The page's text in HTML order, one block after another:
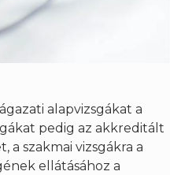
alapvizsgákat a
pedig az akkreditált
a szakmai vizsgákra a
ellátásához a